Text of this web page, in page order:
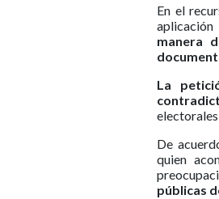
En el
manera
La
De
quien
públicas